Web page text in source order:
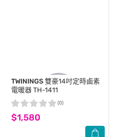
TWININGS雙豪14吋定時鹵素
電暖器 TH-1411
$1,580
(0)